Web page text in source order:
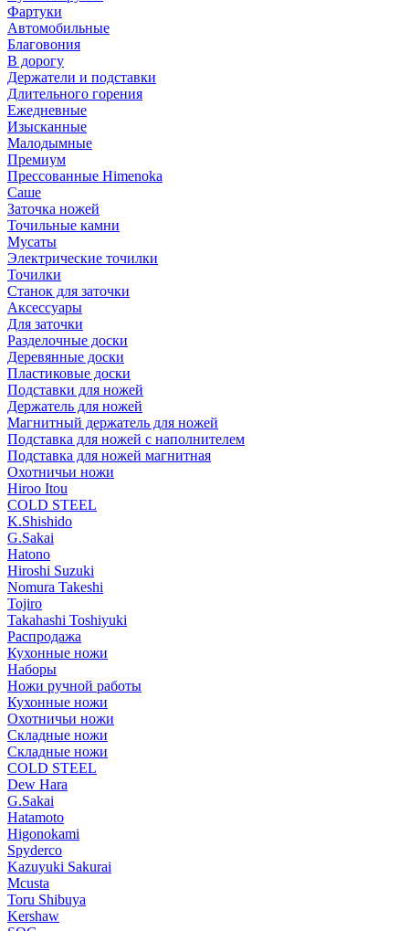
Фартуки
Автомобильные
Благовония
В дорогу
Держатели и подставки
Длительного горения
Ежедневные
Изысканные
Малодымные
Премиум
Прессованные Himenoka
Саше
Заточка ножей
Точильные камни
Мусаты
Электрические точилки
Точилки
Станок для заточки
Аксессуары
Для заточки
Разделочные доски
Деревянные доски
Пластиковые доски
Подставки для ножей
Держатель для ножей
Магнитный держатель для ножей
Подставка для ножей с наполнителем
Подставка для ножей магнитная
Охотничьи ножи
Hiroo Itou
COLD STEEL
K.Shishido
G.Sakai
Hatono
Hiroshi Suzuki
Nomura Takeshi
Tojiro
Takahashi Toshiyuki
Распродажа
Кухонные ножи
Наборы
Ножи ручной работы
Кухонные ножи
Охотничьи ножи
Складные ножи
Складные ножи
COLD STEEL
Dew Hara
G.Sakai
Hatamoto
Higonokami
Spyderco
Kazuyuki Sakurai
Mcusta
Toru Shibuya
Kershaw